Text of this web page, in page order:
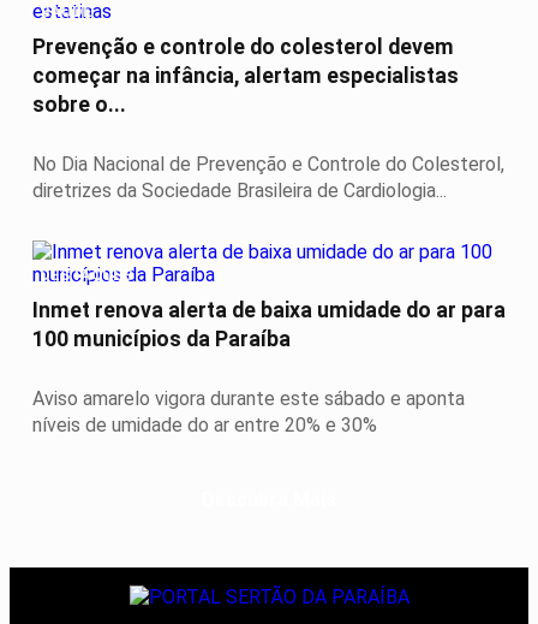
SAÚDE
Prevenção e controle do colesterol devem
começar na infância, alertam especialistas
sobre o...
No Dia Nacional de Prevenção e Controle do Colesterol,
diretrizes da Sociedade Brasileira de Cardiologia...
DESTAQUES
Inmet renova alerta de baixa umidade do ar para
100 municípios da Paraíba
Aviso amarelo vigora durante este sábado e aponta
níveis de umidade do ar entre 20% e 30%